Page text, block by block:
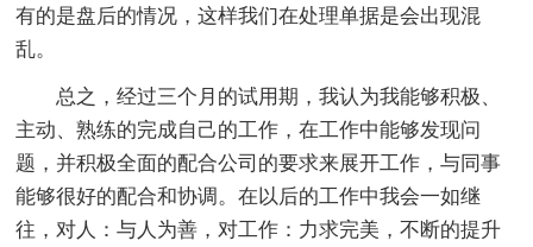
有的是盘后的情况，这样我们在处理单据是会出现混
乱。
总之，经过三个月的试用期，我认为我能够积极、
主动、熟练的完成自己的工作，在工作中能够发现问
题，并积极全面的配合公司的要求来展开工作，与同事
能够很好的配合和协调。在以后的工作中我会一如继
往，对人：与人为善，对工作：力求完美，不断的提升